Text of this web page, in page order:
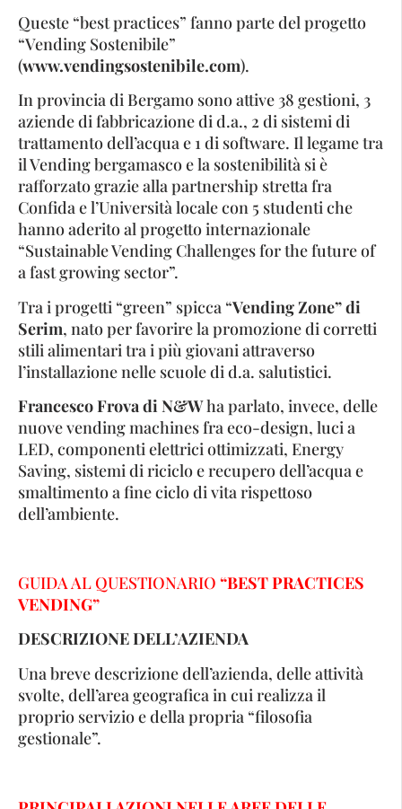
Queste “best practices” fanno parte del progetto
“Vending Sostenibile”
(www.vendingsostenibile.com).
In provincia di Bergamo sono attive 38 gestioni, 3
aziende di fabbricazione di d.a., 2 di sistemi di
trattamento dell’acqua e 1 di software. Il legame tra
il Vending bergamasco e la sostenibilità si è
rafforzato grazie alla partnership stretta fra
Confida e l’Università locale con 5 studenti che
hanno aderito al progetto internazionale
“Sustainable Vending Challenges for the future of
a fast growing sector”.
Tra i progetti “green” spicca “Vending Zone” di
Serim, nato per favorire la promozione di corretti
stili alimentari tra i più giovani attraverso
l’installazione nelle scuole di d.a. salutistici.
Francesco Frova di N&Wha parlato, invece, delle
nuove vending machines fra eco-design, luci a
LED, componenti elettrici ottimizzati, Energy
Saving, sistemi di riciclo e recupero dell’acqua e
smaltimento a fine ciclo di vita rispettoso
dell’ambiente.
GUIDA AL QUESTIONARIO “BEST PRACTICES
VENDING”
DESCRIZIONE DELL’AZIENDA
Una breve descrizione dell’azienda, delle attività
svolte, dell’area geografica in cui realizza il
proprio servizio e della propria “filosofia
gestionale”.